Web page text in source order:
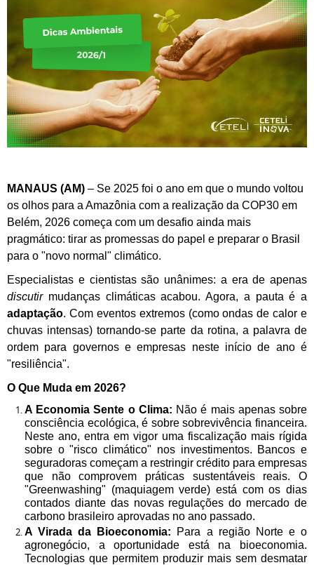
MANAUS (AM) – Se 2025 foi o ano em que o mundo voltou
os olhos para a Amazônia com a realização da COP30 em
Belém, 2026 começa com um desafio ainda mais
pragmático: tirar as promessas do papel e preparar o Brasil
para o "novo normal" climático.
Especialistas e cientistas são unânimes: a era de apenas
discutirmudanças climáticas acabou. Agora, a pauta é a
adaptação. Com eventos extremos (como ondas de calor e
chuvas intensas) tornando-se parte da rotina, a palavra de
ordem para governos e empresas neste início de ano é
"resiliência".
O Que Muda em 2026?
A Economia Sente o Clima: Não é mais apenas sobre
consciência ecológica, é sobre sobrevivência financeira.
Neste ano, entra em vigor uma fiscalização mais rígida
sobre o "risco climático" nos investimentos. Bancos e
seguradoras começam a restringir crédito para empresas
que não comprovem práticas sustentáveis reais. O
"Greenwashing" (maquiagem verde) está com os dias
contados diante das novas regulações do mercado de
carbono brasileiro aprovadas no ano passado.
A Virada da Bioeconomia: Para a região Norte e o
agronegócio, a oportunidade está na bioeconomia.
Tecnologias que permitem produzir mais sem desmatar